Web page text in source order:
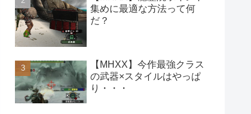
集めに最適な方法って何
だ？
【MHXX】今作最強クラス
の武器×スタイルはやっぱ
り・・・